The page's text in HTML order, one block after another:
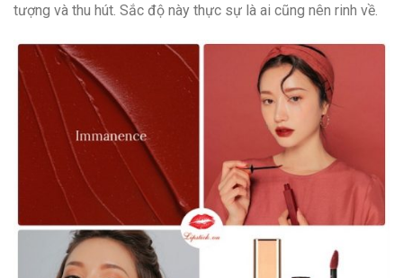
tượng và thu hút. Sắc độ này thực sự là ai cũng nên rinh về.